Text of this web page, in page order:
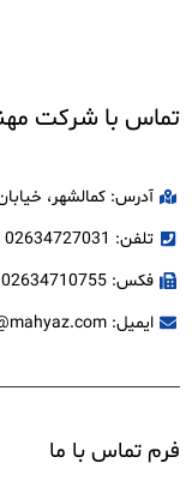
تماس با شرکت
آدرس: کمالشهر،
تلفن: 02634727031
فکس: 02634710755
ایمیل: info@mahyaz.com
فرم تماس با ما